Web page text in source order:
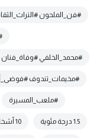
#فن_الملحون
#محمد_الخلفي #وفاة_فنان
#مخيمات_تندوف
#ملعب_المسيرة
1.5 درجة مئوية 10 أشخاص